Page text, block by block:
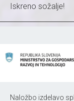
Iskreno sožalje!
Naložbo izdelavo